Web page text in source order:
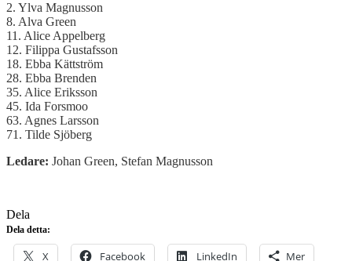
2. Ylva Magnusson
8. Alva Green
11. Alice Appelberg
12. Filippa Gustafsson
18. Ebba Kättström
28. Ebba Brenden
35. Alice Eriksson
45. Ida Forsmoo
63. Agnes Larsson
71. Tilde Sjöberg
Ledare: Johan Green, Stefan Magnusson
Dela
Dela detta:
X Facebook LinkedIn Mer